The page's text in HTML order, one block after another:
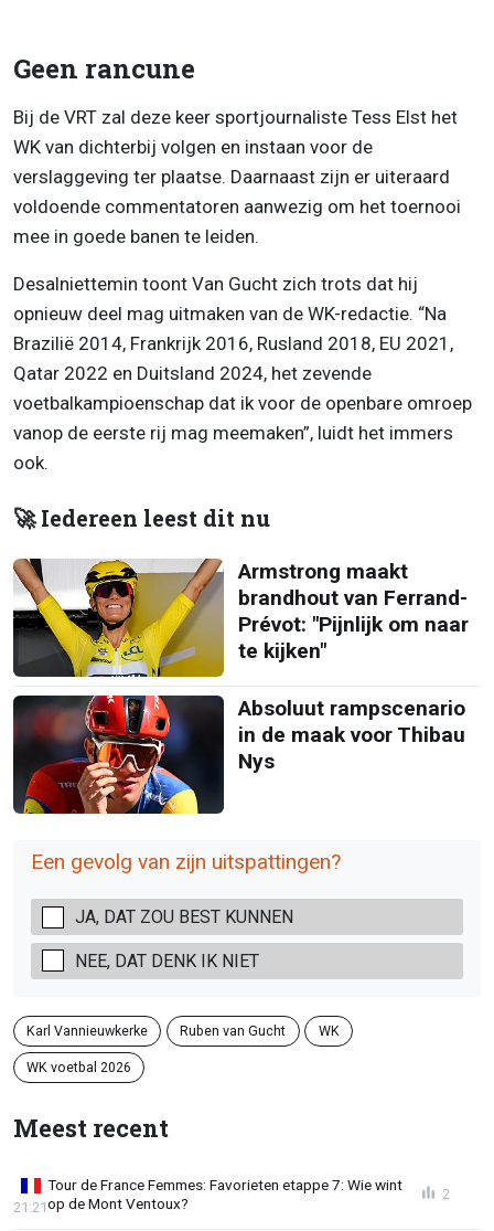
Geen rancune
Bij de VRT zal deze keer sportjournaliste Tess Elst het
WK van dichterbij volgen en instaan voor de
verslaggeving ter plaatse. Daarnaast zijn er uiteraard
voldoende commentatoren aanwezig om het toernooi
mee in goede banen te leiden.
Desalniettemin toont Van Gucht zich trots dat hij
opnieuw deel mag uitmaken van de WK-redactie. “Na
Brazilië 2014, Frankrijk 2016, Rusland 2018, EU 2021,
Qatar 2022 en Duitsland 2024, het zevende
voetbalkampioenschap dat ik voor de openbare omroep
vanop de eerste rij mag meemaken”, luidt het immers
ook.
🚀 Iedereen leest dit nu
Armstrong maakt
brandhout van Ferrand-
Prévot: "Pijnlijk om naar
te kijken"
Absoluut rampscenario
in de maak voor Thibau
Nys
Een gevolg van zijn uitspattingen?
JA, DAT ZOU BEST KUNNEN
NEE, DAT DENK IK NIET
Karl Vannieuwkerke Ruben van Gucht WK
WK voetbal 2026
Meest recent
Tour de France Femmes: Favorieten etappe 7: Wie wint
op de Mont Ventoux?
21:21
2